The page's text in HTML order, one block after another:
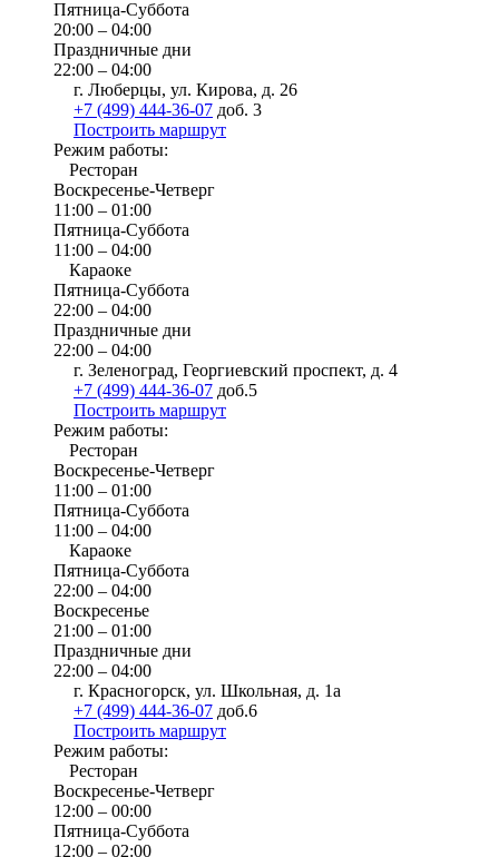
Пятница-Суббота
20:00 – 04:00
Праздничные дни
22:00 – 04:00
г. Люберцы, ул. Кирова, д. 26
+7 (499) 444-36-07 доб. 3
Построить маршрут
Режим работы:
Ресторан
Воскресенье-Четверг
11:00 – 01:00
Пятница-Суббота
11:00 – 04:00
Караоке
Пятница-Суббота
22:00 – 04:00
Праздничные дни
22:00 – 04:00
г. Зеленоград, Георгиевский проспект, д. 4
+7 (499) 444-36-07 доб.5
Построить маршрут
Режим работы:
Ресторан
Воскресенье-Четверг
11:00 – 01:00
Пятница-Суббота
11:00 – 04:00
Караоке
Пятница-Суббота
22:00 – 04:00
Воскресенье
21:00 – 01:00
Праздничные дни
22:00 – 04:00
г. Красногорск, ул. Школьная, д. 1а
+7 (499) 444-36-07 доб.6
Построить маршрут
Режим работы:
Ресторан
Воскресенье-Четверг
12:00 – 00:00
Пятница-Суббота
12:00 – 02:00